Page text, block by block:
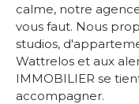
calme, notre
vous faut. Nous
studios,
Wattrelos et aux
IMMOBILIER se
accompagner.